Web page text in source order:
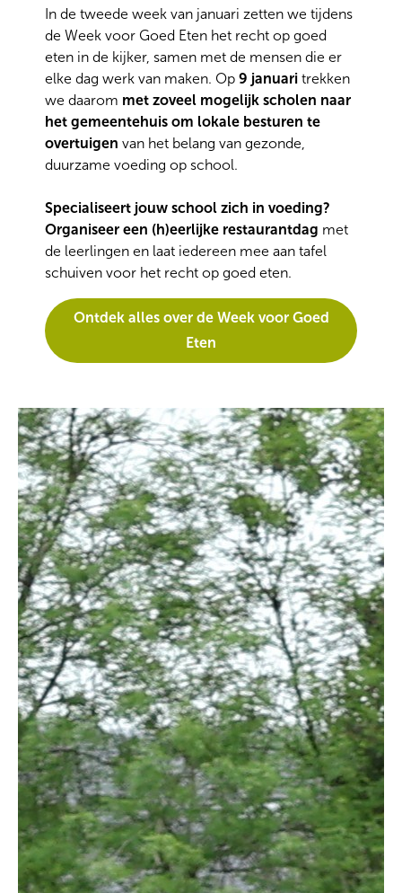
In de tweede week van januari zetten we tijdens
de Week voor Goed Eten het recht op goed
eten in de kijker, samen met de mensen die er
elke dag werk van maken. Op 9 januari trekken
we daarom met zoveel mogelijk scholen naar
het gemeentehuis om lokale besturen te
overtuigen van het belang van gezonde,
duurzame voeding op school.
Specialiseert jouw school zich in voeding?
Organiseer een (h)eerlijke restaurantdag met
de leerlingen en laat iedereen mee aan tafel
schuiven voor het recht op goed eten.
Ontdek alles over de Week voor Goed
Eten